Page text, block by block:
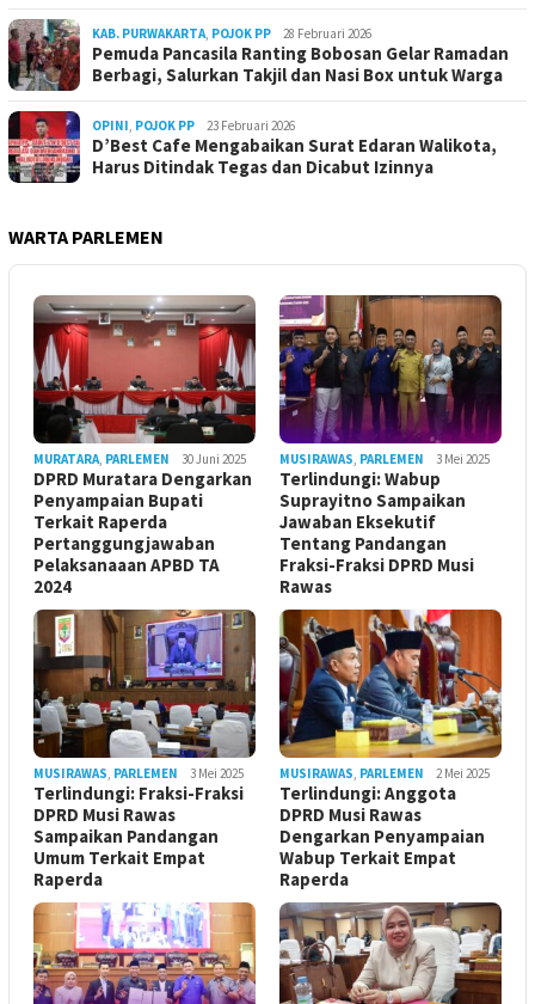
KAB. PURWAKARTA, POJOK PP 28 Februari 2026
Pemuda Pancasila Ranting Bobosan Gelar Ramadan
Berbagi, Salurkan Takjil dan Nasi Box untuk Warga
OPINI, POJOK PP 23 Februari 2026
D’Best Cafe Mengabaikan Surat Edaran Walikota,
Harus Ditindak Tegas dan Dicabut Izinnya
WARTA PARLEMEN
MURATARA, PARLEMEN 30 Juni 2025
DPRD Muratara Dengarkan
Penyampaian Bupati
Terkait Raperda
Pertanggungjawaban
Pelaksanaaan APBD TA
2024
MUSIRAWAS, PARLEMEN 3 Mei 2025
Terlindungi: Wabup
Suprayitno Sampaikan
Jawaban Eksekutif
Tentang Pandangan
Fraksi-Fraksi DPRD Musi
Rawas
MUSIRAWAS, PARLEMEN 3 Mei 2025
Terlindungi: Fraksi-Fraksi
DPRD Musi Rawas
Sampaikan Pandangan
Umum Terkait Empat
Raperda
MUSIRAWAS, PARLEMEN 2 Mei 2025
Terlindungi: Anggota
DPRD Musi Rawas
Dengarkan Penyampaian
Wabup Terkait Empat
Raperda